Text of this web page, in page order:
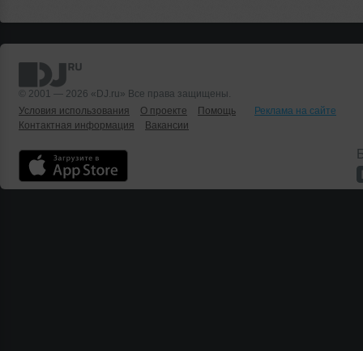
© 2001 — 2026 «DJ.ru» Все права защищены.
Условия использования
О проекте Помощь
Реклама на сайте
Контактная информация
Вакансии